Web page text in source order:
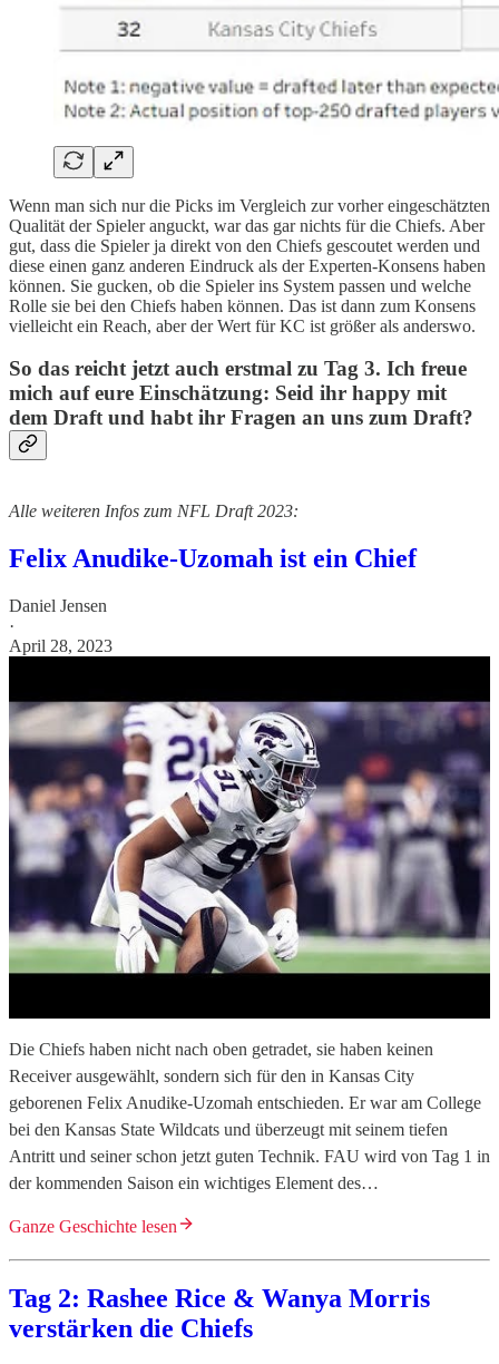
Wenn man sich nur die Picks im Vergleich zur vorher eingeschätzten
Qualität der Spieler anguckt, war das gar nichts für die Chiefs. Aber
gut, dass die Spieler ja direkt von den Chiefs gescoutet werden und
diese einen ganz anderen Eindruck als der Experten-Konsens haben
können. Sie gucken, ob die Spieler ins System passen und welche
Rolle sie bei den Chiefs haben können. Das ist dann zum Konsens
vielleicht ein Reach, aber der Wert für KC ist größer als anderswo.
So das reicht jetzt auch erstmal zu Tag 3. Ich freue
mich auf eure Einschätzung: Seid ihr happy mit
dem Draft und habt ihr Fragen an uns zum Draft?
Alle weiteren Infos zum NFL Draft 2023:
Felix Anudike-Uzomah ist ein Chief
Daniel Jensen
·
April 28, 2023
Die Chiefs haben nicht nach oben getradet, sie haben keinen
Receiver ausgewählt, sondern sich für den in Kansas City
geborenen Felix Anudike-Uzomah entschieden. Er war am College
bei den Kansas State Wildcats und überzeugt mit seinem tiefen
Antritt und seiner schon jetzt guten Technik. FAU wird von Tag 1 in
der kommenden Saison ein wichtiges Element des…
Ganze Geschichte lesen
Tag 2: Rashee Rice & Wanya Morris
verstärken die Chiefs